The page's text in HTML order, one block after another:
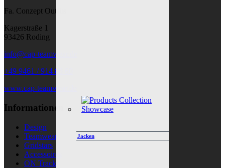
Jacken
Fa. Conzept Outfits
Kagerstraße 1
93426 Roding
info@cap-teamwear.de
+49 9461 / 914 88 60
www.cap-teamwear.de
Informationen
Design
Teamwear
Gridstars
Accessoires
ON Track